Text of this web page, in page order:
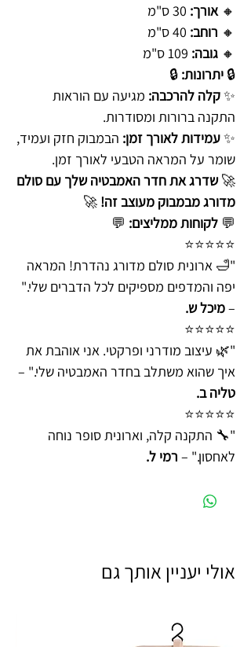
🔸אורך:
🔸 רוחב:
🔸 גובה:
🔒 יתרונות: 🔒
✨קלה להרכבה: מגיעה עם הוראות
התקנה ברורות ומסודרות.
✨עמידות לאורך זמן: הבמבוק חזק ועמיד,
שומר על המראה הטבעי לאורך זמן.
🚀שדרג את חדר האמבטיה שלך עם סולם
מדורג מבמבוק מעוצב זה! 🚀
💬 לקוחות ממליצים: 💬
⭐️⭐️⭐️⭐️⭐️
"🛁 ארונית סולם מדורג נהדרת! המראה
יפה והמדפים מספיקים לכל הדברים שלי."
–מיכל ש.
⭐️⭐️⭐️⭐️⭐️
"🌿 עיצוב מודרני ופרקטי. אני אוהבת את
איך שהוא משתלב בחדר האמבטיה שלי." –
טליה ב.
⭐️⭐️⭐️⭐️⭐️
"🔧 התקנה קלה, וארונית סופר נוחה
לאחסון." – רמי ל.
אולי יעניין אותך גם